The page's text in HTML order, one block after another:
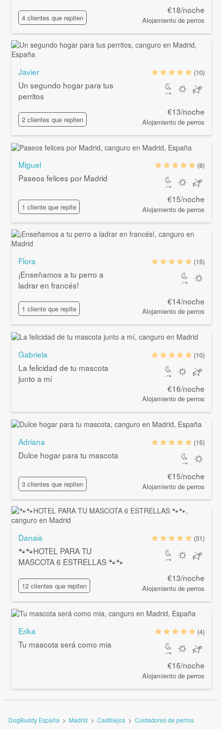
4 clientes que repiten
€18/noche
Alojamiento de perros
Javier
Un segundo hogar para tus
perritos
2 clientes que repiten
(10)
€13/noche
Alojamiento de perros
Miguel
Paseos felices por Madrid
1 cliente que repite
(8)
€15/noche
Alojamiento de perros
Flora
¡Enseñamos a tu perro a
ladrar en francés!
1 cliente que repite
(15)
€14/noche
Alojamiento de perros
Gabriela
La felicidad de tu mascota
junto a mí
(10)
€16/noche
Alojamiento de perros
Adriana
Dulce hogar para tu mascota
3 clientes que repiten
(15)
€15/noche
Alojamiento de perros
Danais
🐾🐾HOTEL PARA TU
MASCOTA 6 ESTRELLAS 🐾🐾
12 clientes que repiten
(31)
€13/noche
Alojamiento de perros
Erika
Tu mascota será como mia
(4)
€16/noche
Alojamiento de perros
DogBuddy España > Madrid > Castillejos > Cuidadores de perros